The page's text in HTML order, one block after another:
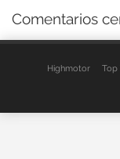
Comentarios
Highmotor Top